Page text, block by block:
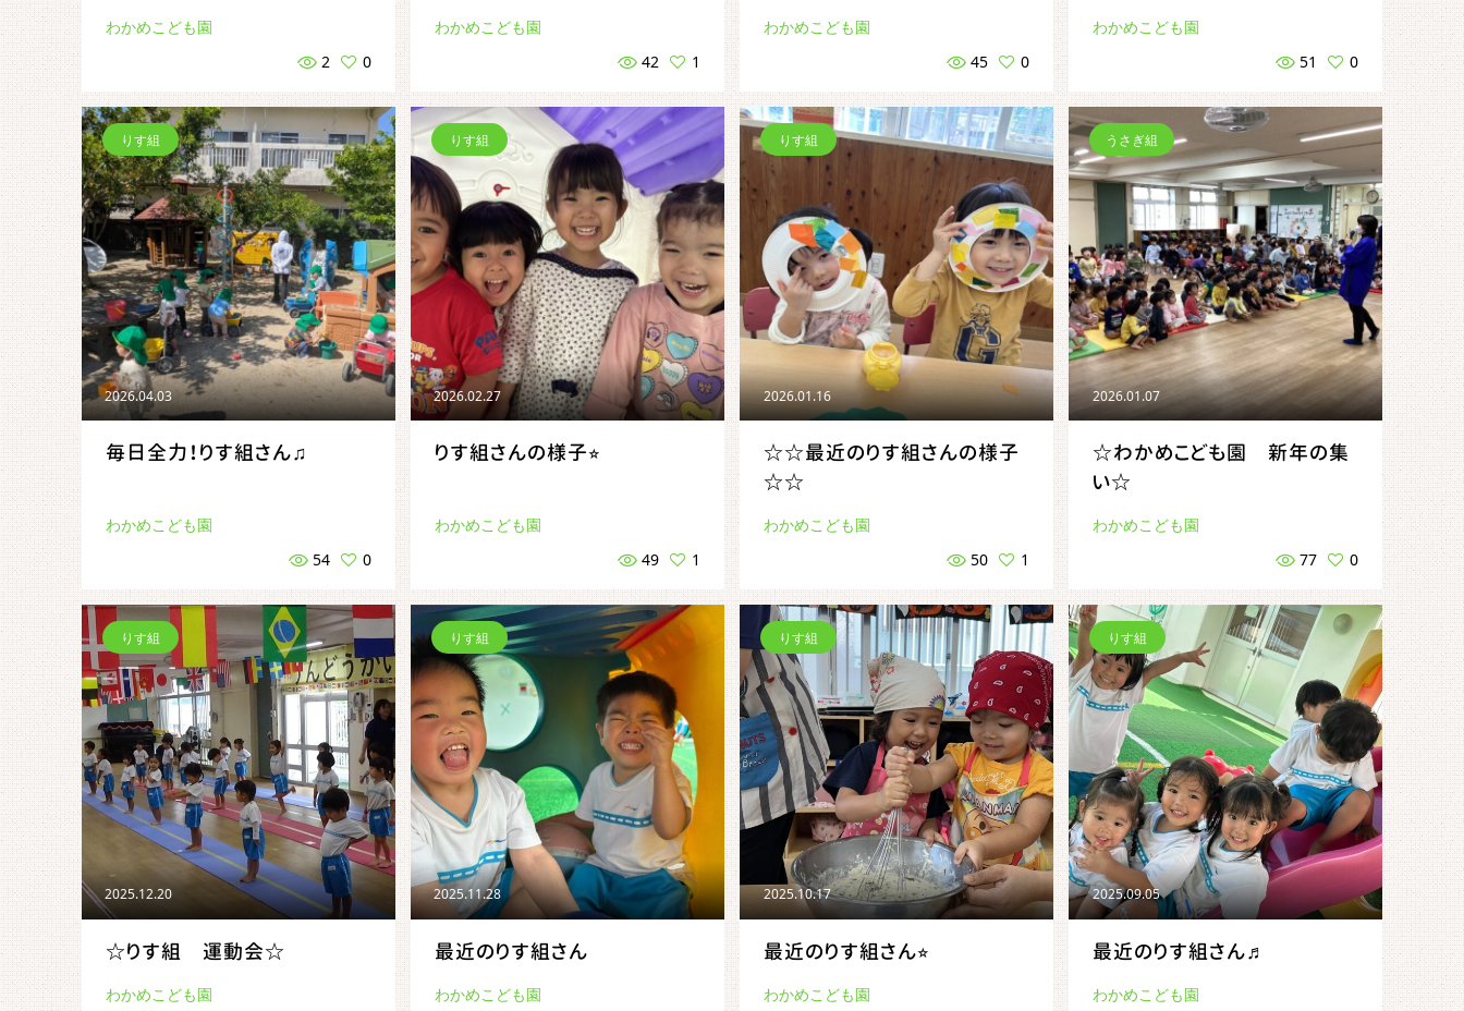
わかめこども園
2
0
わかめこども園
42
1
わかめこども園
45
0
わかめこども園
51
0
2026.04.03
りす組
毎日全力！りす組さん♫
わかめこども園
54
0
2026.02.27
りす組
りす組さんの様子⭐︎
わかめこども園
49
1
2026.01.16
りす組
☆☆最近のりす組さんの様子
☆☆
わかめこども園
50
1
2026.01.07
うさぎ組
☆わかめこども園 新年の集
い☆
わかめこども園
77
0
2025.12.20
りす組
☆りす組 運動会☆
わかめこども園
2025.11.28
りす組
最近のりす組さん
わかめこども園
2025.10.17
りす組
最近のりす組さん⭐︎
わかめこども園
2025.09.05
りす組
最近のりす組さん♬
わかめこども園